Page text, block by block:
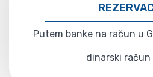
Putem banke na račun u
dinarski račun